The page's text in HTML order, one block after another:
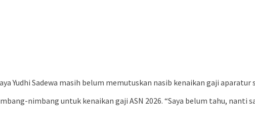
Yudhi Sadewa masih belum memutuskan nasib kenaikan gaji aparatur
nimbang untuk kenaikan gaji ASN 2026. “Saya belum tahu, nanti